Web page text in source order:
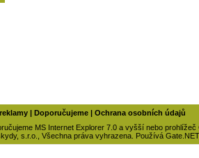
Doporučujeme
Ochrana osobních údajů
MS Internet Explorer 7.0 a vyšší nebo prohlížeč
s.r.o., Všechna práva vyhrazena. Používá